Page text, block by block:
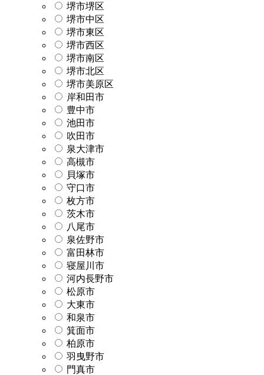
堺市堺区
堺市中区
堺市東区
堺市西区
堺市南区
堺市北区
堺市美原区
岸和田市
豊中市
池田市
吹田市
泉大津市
高槻市
貝塚市
守口市
枚方市
茨木市
八尾市
泉佐野市
富田林市
寝屋川市
河内長野市
松原市
大東市
和泉市
箕面市
柏原市
羽曳野市
門真市